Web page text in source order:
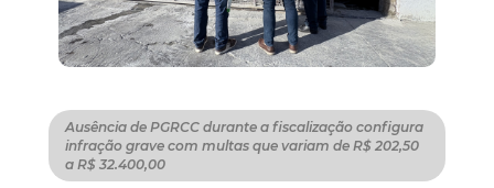
Ausência de PGRCC durante a fiscalização configura
infração grave com multas que variam de R$ 202,50
a R$ 32.400,00